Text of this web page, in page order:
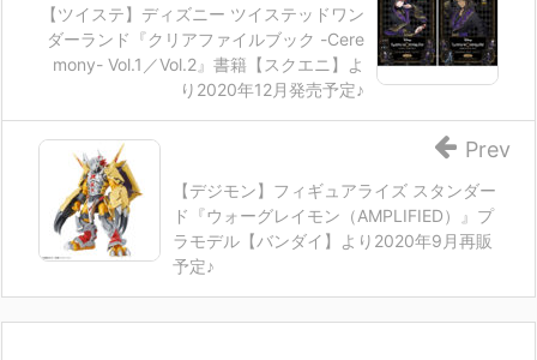
【ツイステ】ディズニー ツイステッドワン
ダーランド『クリアファイルブック -Cere
mony- Vol.1／Vol.2』書籍【スクエニ】よ
り2020年12月発売予定♪
【デジモン】フィギュアライズ スタンダー
ド『ウォーグレイモン（AMPLIFIED）』プ
ラモデル【バンダイ】より2020年9月再販
予定♪
Prev